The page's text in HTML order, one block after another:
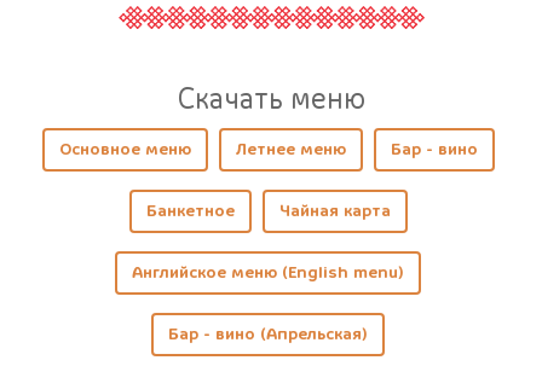
Cкачать меню
Основное меню Летнее меню Бар - вино
Банкетное Чайная карта
Английское меню (English menu)
Бар - вино (Апрельская)